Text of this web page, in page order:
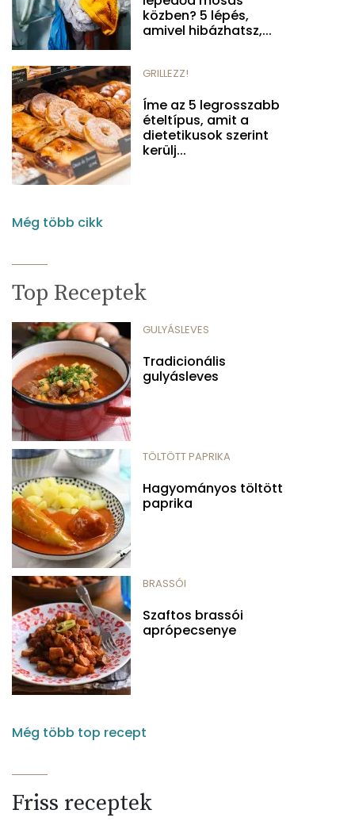
közben? 5 lépés,
amivel hibázhatsz,...
GRILLEZZ!
Íme az 5 legrosszabb
ételtípus, amit a
dietetikusok szerint
kerülj...
Még több cikk
Top Receptek
GULYÁSLEVES
Tradicionális
gulyásleves
TÖLTÖTT PAPRIKA
Hagyományos töltött
paprika
BRASSÓI
Szaftos brassói
aprópecsenye
Még több top recept
Friss receptek